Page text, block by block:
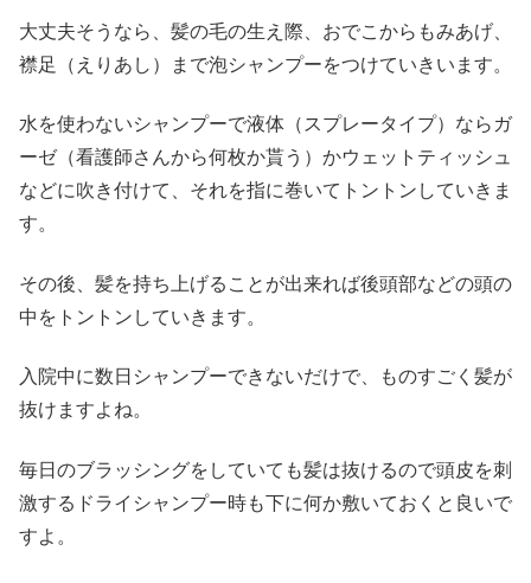
大丈夫そうなら、髪の毛の生え際、おでこからもみあげ、
襟足（えりあし）まで泡シャンプーをつけていきいます。
水を使わないシャンプーで液体（スプレータイプ）ならガ
ーゼ（看護師さんから何枚か貰う）かウェットティッシュ
などに吹き付けて、それを指に巻いてトントンしていきま
す。
その後、髪を持ち上げることが出来れば後頭部などの頭の
中をトントンしていきます。
入院中に数日シャンプーできないだけで、ものすごく髪が
抜けますよね。
毎日のブラッシングをしていても髪は抜けるので頭皮を刺
激するドライシャンプー時も下に何か敷いておくと良いで
すよ。